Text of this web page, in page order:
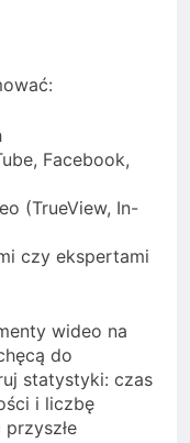
Facebook,
(TrueView, In-
czy ekspertami
wideo na
do
statystyki: czas
i liczbę